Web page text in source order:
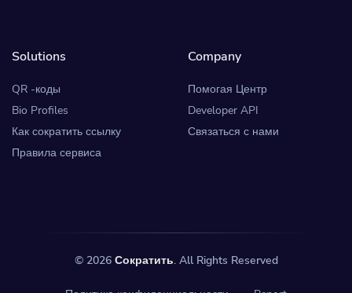
Solutions
QR -коды
Bio Profiles
Как сократить ссылку
Правила сервиса
Company
Помогая Центр
Developer API
Связаться с нами
© 2026 Сократить. All Rights Reserved